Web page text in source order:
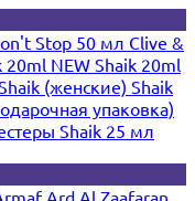
Stop 50 мл Clive &
20ml NEWShaik 20ml
(женские) Shaik
упаковка)
Shaik 25 мл
Ard Al Zaafaran